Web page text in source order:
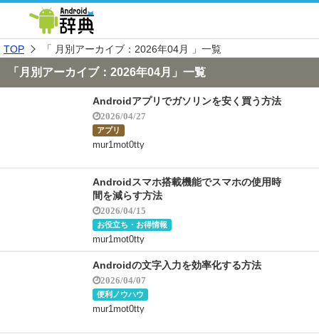
TOP 「 月別アーカイブ：2026年04月 」一覧
「月別アーカイブ：2026年04月」一覧
Androidアプリでガソリンを安く買う方法
2026/04/27
アプリ
mur1mot0tty
Androidスマホ搭載機能でスマホの使用時
間を減らす方法
2026/04/15
お役立ち・お得情報
mur1mot0tty
Androidの文字入力を効率化する方法
2026/04/07
便利ノウハウ
mur1mot0tty